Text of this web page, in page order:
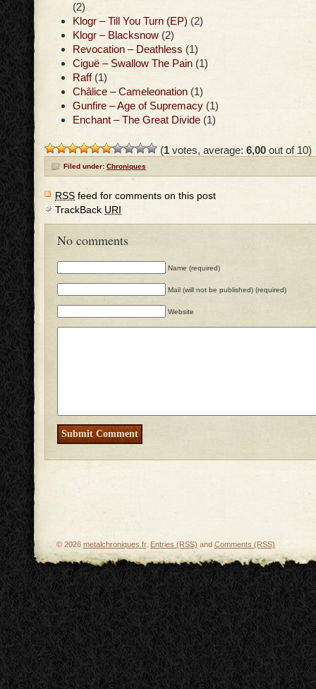
(2)
Klogr – Till You Turn (EP) (2)
Klogr – Blacksnow (2)
Revocation – Deathless (1)
Ciguë – Swallow The Pain (1)
Raff(1)
Châlice – Cameleonation (1)
Gunfire – Age of Supremacy (1)
Enchant – The Great Divide (1)
(1 votes, average: 6,00 out of 10)
Filed under: Chroniques
RSS feed for comments on this post
TrackBack URI
No comments
Name (required)
Mail (will not be published) (required)
Website
© 2026 metalchroniques.fr. Entries (RSS) and Comments (RSS)